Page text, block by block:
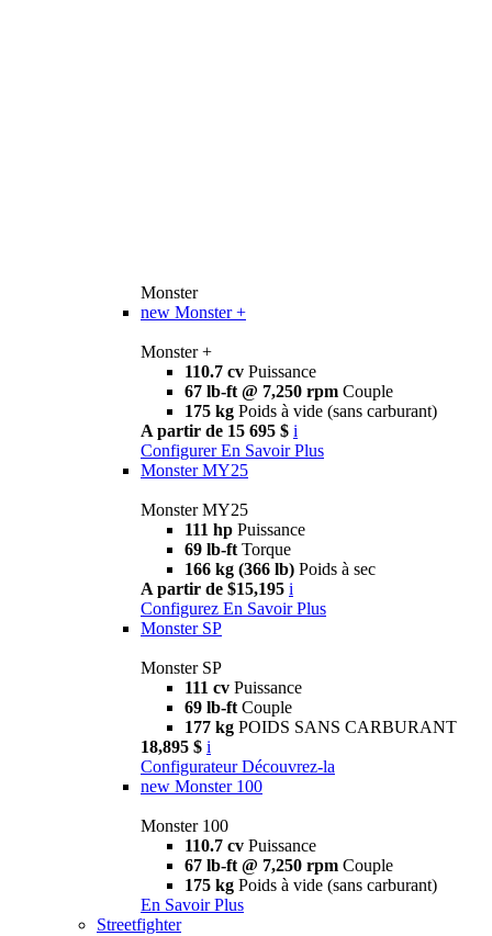
Monster
new Monster +
Monster +
110.7 cv Puissance
67 lb-ft @ 7,250 rpm Couple
175 kg Poids à vide (sans carburant)
A partir de 15 695 $ i
Configurer En Savoir Plus
Monster MY25
Monster MY25
111 hp Puissance
69 lb-ft Torque
166 kg (366 lb) Poids à sec
A partir de $15,195 i
Configurez En Savoir Plus
Monster SP
Monster SP
111 cv Puissance
69 lb-ft Couple
177 kg POIDS SANS CARBURANT
18,895 $ i
Configurateur Découvrez-la
new Monster 100
Monster 100
110.7 cv Puissance
67 lb-ft @ 7,250 rpm Couple
175 kg Poids à vide (sans carburant)
En Savoir Plus
Streetfighter